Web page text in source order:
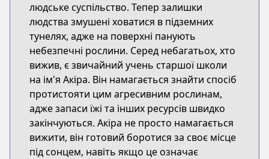
людське суспільство. Тепер залишки
людства змушені ховатися в підземних
тунелях, адже на поверхні панують
небезпечні рослини. Серед небагатьох, хто
вижив, є звичайний учень старшої школи
на ім'я Акіра. Він намагається знайти спосіб
протистояти цим агресивним рослинам,
адже запаси їжі та інших ресурсів швидко
закінчуються. Акіра не просто намагається
вижити, він готовий боротися за своє місце
під сонцем, навіть якщо це означає